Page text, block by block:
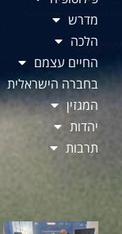
מדרש
הלכה
החיים עצמם
בחברה הישראלית
המגזין
יהדות
תרבות